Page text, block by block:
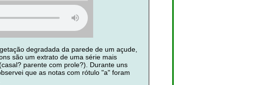
degradada da parede de um açude,
são um extrato de uma série mais
parente com prole?). Durante uns
que as notas com rótulo "a" foram